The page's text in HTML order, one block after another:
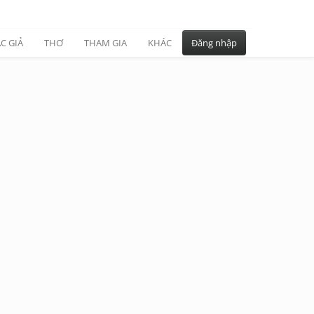
GIẢ THƠ THAM GIA KHÁC Đăng nhập